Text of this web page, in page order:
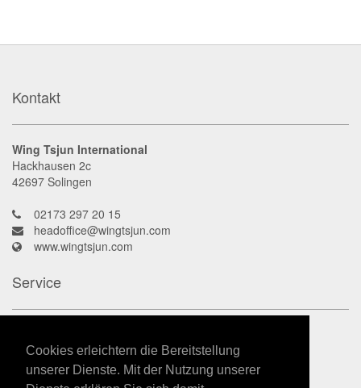
Cookies erleichtern die Bereitstellung
unserer Dienste. Mit der Nutzung unserer
Kontakt
Wing Tsjun International
Hackhausen 2c
42697 Solingen
02173 297 20 15
headoffice@wingtsjun.com
www.wingtsjun.com
Service
Datenschutz
Impressum